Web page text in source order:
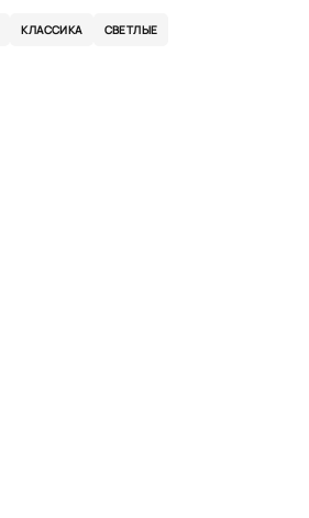
КЛАССИКА СВЕТЛЫЕ